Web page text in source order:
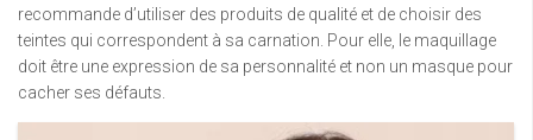
recommande d’utiliser des produits de qualité et de choisir des
teintes qui correspondent à sa carnation. Pour elle, le maquillage
doit être une expression de sa personnalité et non un masque pour
cacher ses défauts.